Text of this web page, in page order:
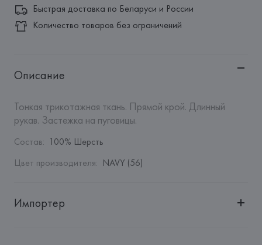
Быстрая доставка по Беларуси и России
Количество товаров без ограничений
Описание
Тонкая трикотажная ткань. Прямой крой. Длинный
рукав. Застежка на пуговицы.
Состав: 100% Шерсть
Цвет производителя: NAVY (56)
Импортер